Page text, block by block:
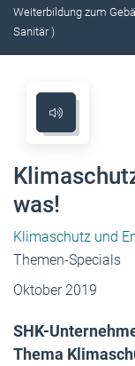
Weiterbildung zum
Sanitär )
was!
Klimaschutz und
Themen-Specials
Oktober 2019
SHK-
Thema